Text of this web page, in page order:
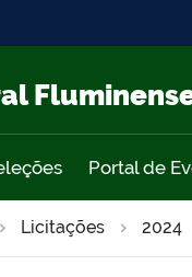
Portal de
Licitações 2024